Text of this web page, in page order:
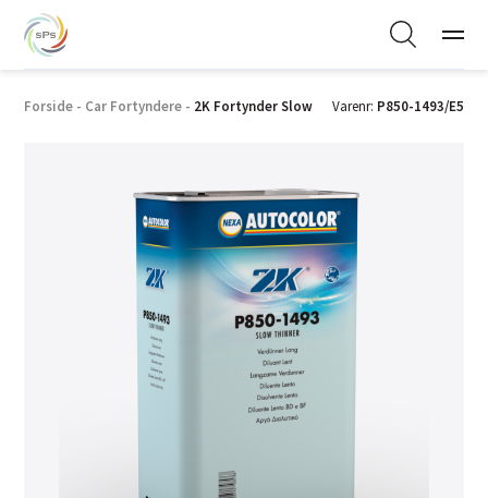
Forside - Car Fortyndere - 2K Fortynder Slow Varenr: P850-1493/E5